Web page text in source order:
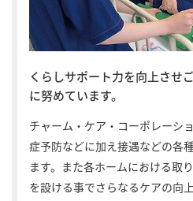
くらしサポート力を向上させ
に努めています。
チャーム・ケア・コーポレーシ
症予防などに加え接遇などの各
ます。また各ホームにおける取
を設ける事でさらなるケアの向